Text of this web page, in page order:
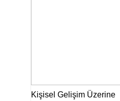
Kişisel Gelişim Üzerine